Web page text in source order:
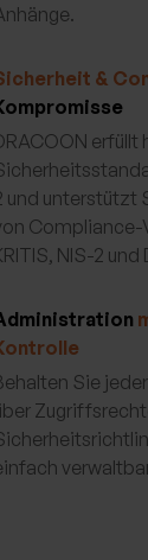
&
erfüllt
und unterstützt
Compliance-
NIS-2 und
Sie